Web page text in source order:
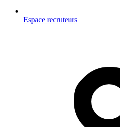
Espace recruteurs